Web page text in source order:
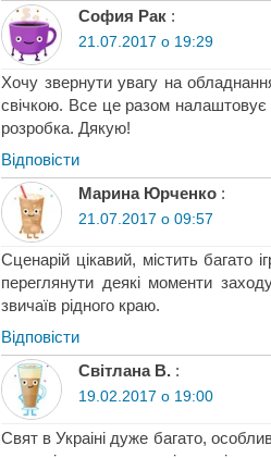
София Рак :
21.07.2017 о 19:29
Хочу звернути увагу на
свічкою. Все це разом налаштовує
розробка. Дякую!
Відповіcти
Марина Юрченко :
21.07.2017 о 09:57
Сценарій цікавий, містить багато
переглянути деякі моменти
звичаїв рідного краю.
Відповіcти
Світлана В. :
19.02.2017 о 19:00
Свят в Украіні дуже багато,